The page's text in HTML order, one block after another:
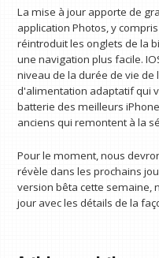
La mise à jour apporte de
application Photos, y
réintroduit les onglets de la
une navigation plus facile.
niveau de la durée de vie
d'alimentation adaptatif qui
batterie des meilleurs
anciens qui remontent à la
Pour le moment, nous
révèle dans les prochains
version bêta cette semaine,
jour avec les détails de la